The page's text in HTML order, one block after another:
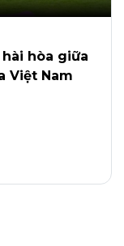
hòa giữa
Việt Nam